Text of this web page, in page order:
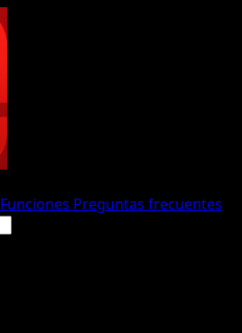
Funciones Preguntas frecuentes